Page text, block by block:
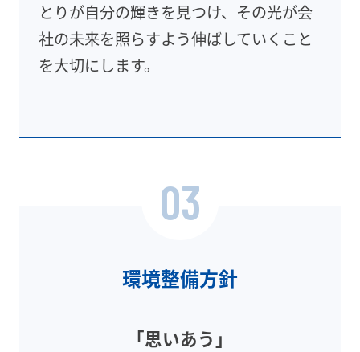
とりが自分の輝きを見つけ、その光が会
社の未来を照らすよう伸ばしていくこと
を大切にします。
03
環境整備方針
「思いあう」